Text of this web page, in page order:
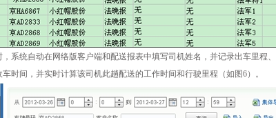
系统自动在网络版客户端和配送报表中填写司机姓名，并记录出车里程
时间，并实时计算该司机此趟配送的工作时间和行驶里程（如图6）。